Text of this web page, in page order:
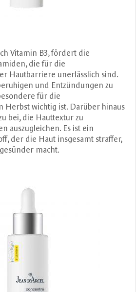
Vitamin B3, fördert die
die für die
Hautbarriere unerlässlich sind.
und Entzündungen zu
für die
Herbst wichtig ist. Darüber hinaus
bei, die Hauttextur zu
auszugleichen. Es ist ein
der die Haut insgesamt straffer,
macht.